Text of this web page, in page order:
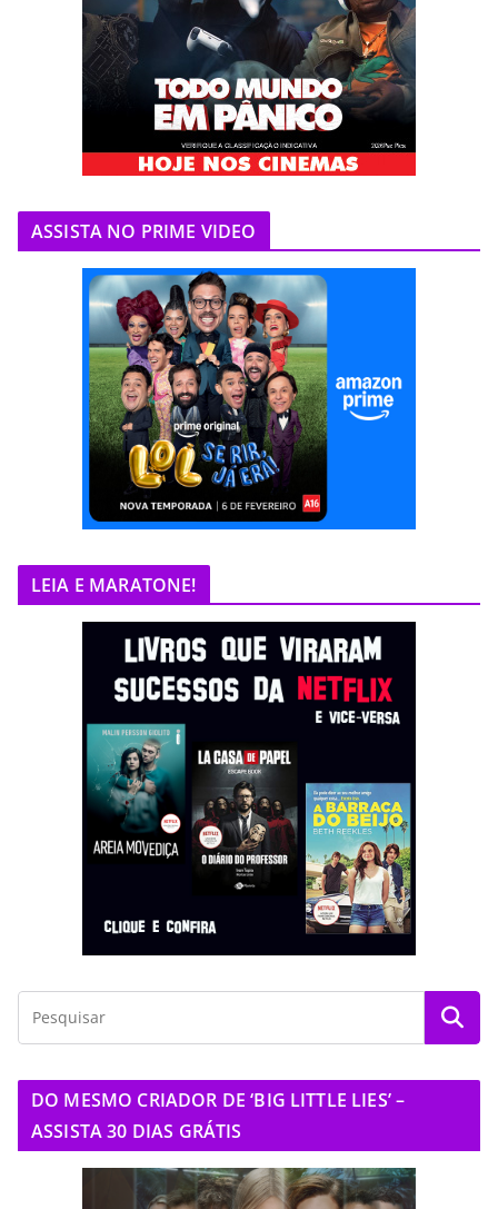
ASSISTA NO PRIME VIDEO
LEIA E MARATONE!
DO MESMO CRIADOR DE ‘BIG LITTLE LIES’ –
ASSISTA 30 DIAS GRÁTIS